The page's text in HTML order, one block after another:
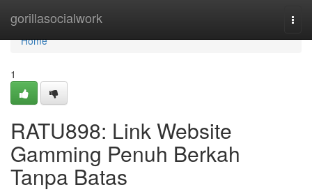
gorillasocialwork
Home
Home
1
RATU898: Link Website
Gamming Penuh Berkah
Tanpa Batas